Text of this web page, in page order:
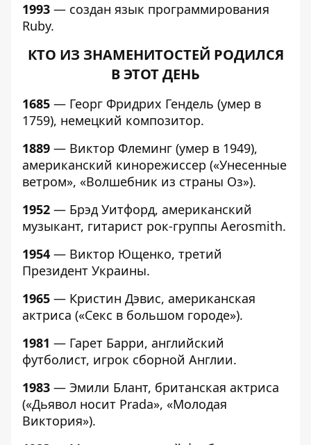
1993 — создан язык программирования
Ruby.
КТО ИЗ ЗНАМЕНИТОСТЕЙ РОДИЛСЯ
В ЭТОТ ДЕНЬ
1685 — Георг Фридрих Гендель (умер в
1759), немецкий композитор.
1889 — Виктор Флеминг (умер в 1949),
американский кинорежиссер («Унесенные
ветром», «Волшебник из страны Оз»).
1952 — Брэд Уитфорд, американский
музыкант, гитарист рок-группы Aerosmith.
1954 — Виктор Ющенко, третий
Президент Украины.
1965 — Кристин Дэвис, американская
актриса («Секс в большом городе»).
1981 — Гарет Барри, английский
футболист, игрок сборной Англии.
1983 — Эмили Блант, британская актриса
(«Дьявол носит Prada», «Молодая
Виктория»).